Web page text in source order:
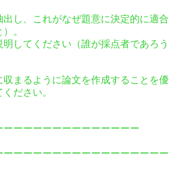
し、これがなぜ題意に決定的に適合
。
してください（誰が採点者であろう
まるように論文を作成することを優
ださい。
ーーーーーーーーーーーーー
ーーーーーーーーーーーーーーーー